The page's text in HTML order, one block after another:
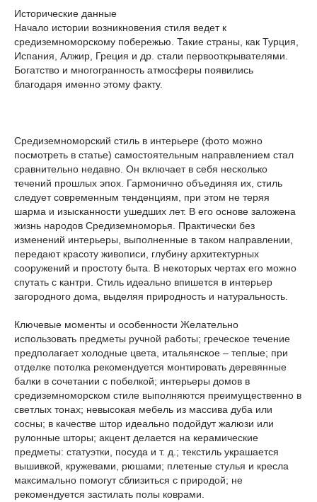
Исторические данные
Начало истории возникновения стиля ведет к
средиземноморскому побережью. Такие страны, как Турция,
Испания, Алжир, Греция и др. стали первооткрывателями.
Богатство и многогранность атмосферы появились
благодаря именно этому факту.
Средиземноморский стиль в интерьере (фото можно
посмотреть в статье) самостоятельным направлением стал
сравнительно недавно. Он включает в себя несколько
течений прошлых эпох. Гармонично объединяя их, стиль
следует современным тенденциям, при этом не теряя
шарма и изысканности ушедших лет. В его основе заложена
жизнь народов Средиземноморья. Практически без
изменений интерьеры, выполненные в таком направлении,
передают красоту живописи, глубину архитектурных
сооружений и простоту быта. В некоторых чертах его можно
спутать с кантри. Стиль идеально впишется в интерьер
загородного дома, выделяя природность и натуральность.
Ключевые моменты и особенности Желательно
использовать предметы ручной работы; греческое течение
предполагает холодные цвета, итальянское – теплые; при
отделке потолка рекомендуется монтировать деревянные
балки в сочетании с побелкой; интерьеры домов в
средиземноморском стиле выполняются преимущественно в
светлых тонах; невысокая мебель из массива дуба или
сосны; в качестве штор идеально подойдут жалюзи или
рулонные шторы; акцент делается на керамические
предметы: статуэтки, посуда и т. д.; текстиль украшается
вышивкой, кружевами, рюшами; плетеные стулья и кресла
максимально помогут сблизиться с природой; не
рекомендуется застилать полы коврами.